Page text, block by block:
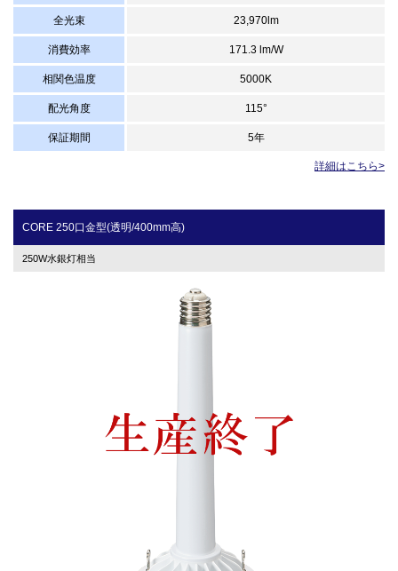
全光束 23,970lm
消費効率 171.3 lm/W
相関色温度 5000K
配光角度 115°
保証期間 5年
詳細はこちら>
CORE 250口金型(透明/400mm高)
250W水銀灯相当